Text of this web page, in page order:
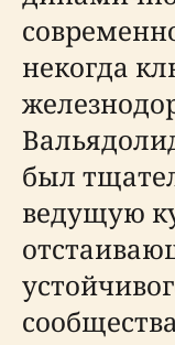
некогда
был
ведущую